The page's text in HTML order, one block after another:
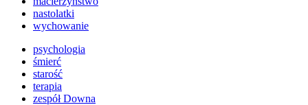
nastolatki
wychowanie
psychologia
śmierć
starość
terapia
zespół Downa